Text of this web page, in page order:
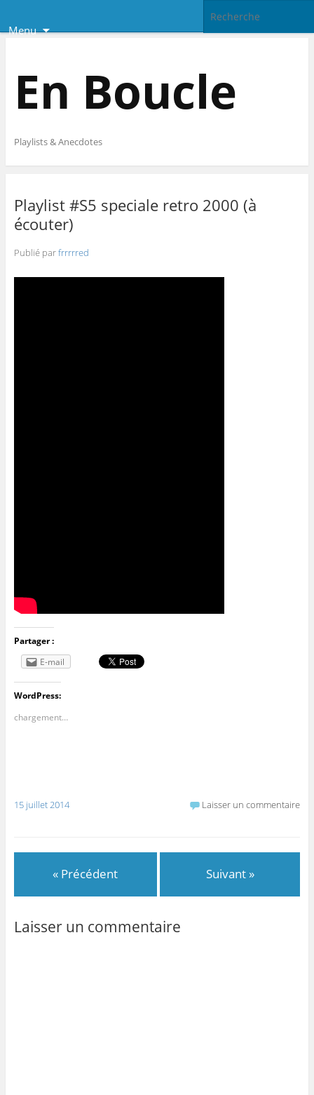
Menu
En Boucle
Playlists & Anecdotes
Playlist #S5 speciale retro 2000 (à
écouter)
Publié parfrrrrred
Partager :
E-mail
WordPress:
chargement…
15 juillet 2014 Laisser un commentaire
« Précédent Suivant »
Laisser un commentaire